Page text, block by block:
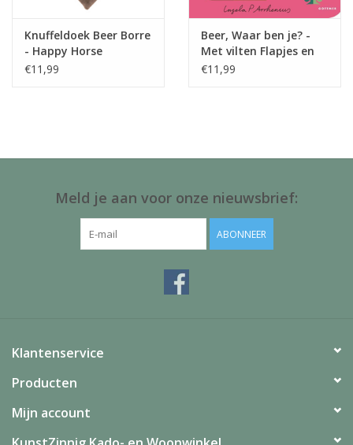
Thee, Koffie & wat Lekkers
Wenskaarten
Knuffeldoek Beer Borre
- Happy Horse
€11,99
Beer, Waar ben je? -
Met vilten Flapjes en
een spiegeltje
€11,99
Meld je aan voor onze nieuwsbrief:
ABONNEER
Klantenservice
Producten
Mijn account